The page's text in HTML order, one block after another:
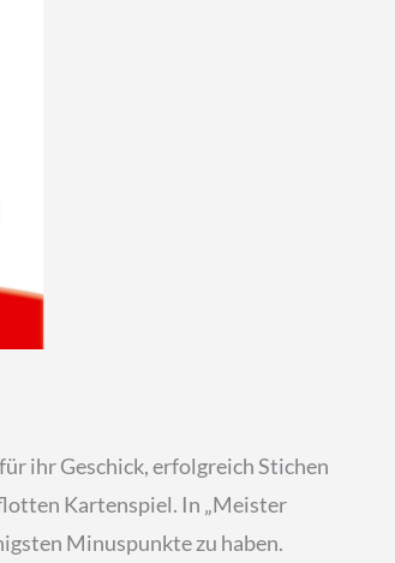
ihr Geschick, erfolgreich Stichen
Kartenspiel. In „Meister
Minuspunkte zu haben.